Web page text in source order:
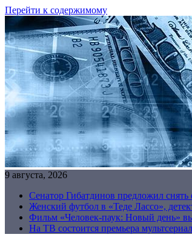
Перейти к содержимому
9 августа, 2026
Сенатор Гибатдинов предложил снять
Женский футбол в «Теде Лассо»,
Фильм «Человек-паук: Новый день»
На ТВ состоится премьера